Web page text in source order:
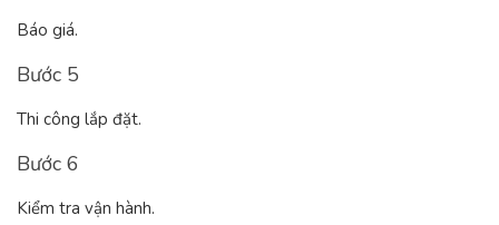
Báo giá.
Bước 5
Thi công lắp đặt.
Bước 6
Kiểm tra vận hành.